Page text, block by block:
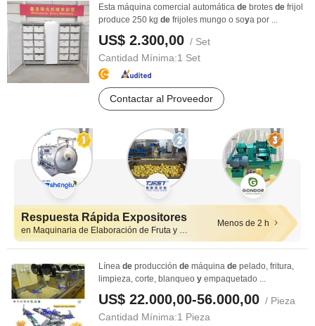
Esta máquina comercial automática de brotes de frijol
produce 250 kg de frijoles mungo o soya por ...
US$ 2.300,00 / Set
Cantidad Mínima:1 Set
Contactar al Proveedor
Respuesta Rápida Expositores
en Maquinaria de Elaboración de Fruta y Verdura)
Menos de 2 h
Línea de producción de máquina de pelado, fritura,
limpieza, corte, blanqueo y empaquetado ...
US$ 22.000,00-56.000,00 / Pieza
Cantidad Mínima:1 Pieza